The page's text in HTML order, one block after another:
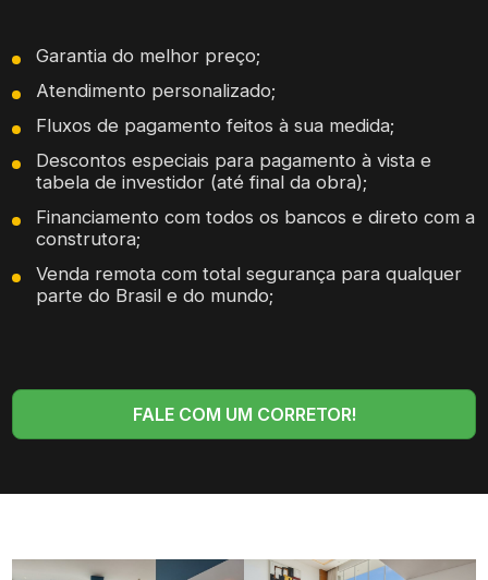
Garantia do melhor preço;
Atendimento personalizado;
Fluxos de pagamento feitos à sua medida;
Descontos especiais para pagamento à vista e
tabela de investidor (até final da obra);
Financiamento com todos os bancos e direto com a
construtora;
Venda remota com total segurança para qualquer
parte do Brasil e do mundo;
FALE COM UM CORRETOR!